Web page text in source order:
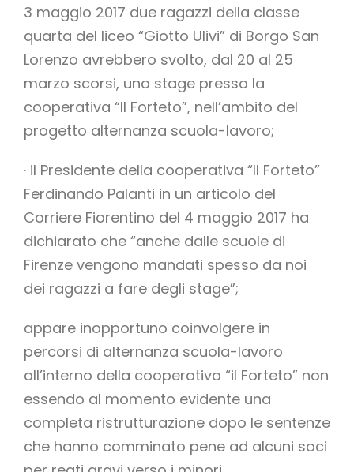
3 maggio 2017 due ragazzi della classe
quarta del liceo “Giotto Ulivi” di Borgo San
Lorenzo avrebbero svolto, dal 20 al 25
marzo scorsi, uno stage presso la
cooperativa “Il Forteto”, nell’ambito del
progetto alternanza scuola-lavoro;
· il Presidente della cooperativa “Il Forteto”
Ferdinando Palanti in un articolo del
Corriere Fiorentino del 4 maggio 2017 ha
dichiarato che “anche dalle scuole di
Firenze vengono mandati spesso da noi
dei ragazzi a fare degli stage”;
appare inopportuno coinvolgere in
percorsi di alternanza scuola-lavoro
all’interno della cooperativa “il Forteto” non
essendo al momento evidente una
completa ristrutturazione dopo le sentenze
che hanno comminato pene ad alcuni soci